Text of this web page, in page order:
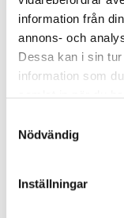
information från
annons- och
Dessa kan i sin
information som
samlat in när du
Nödvändig
Inställningar
Enorma
Så mycket
REPORTAGE